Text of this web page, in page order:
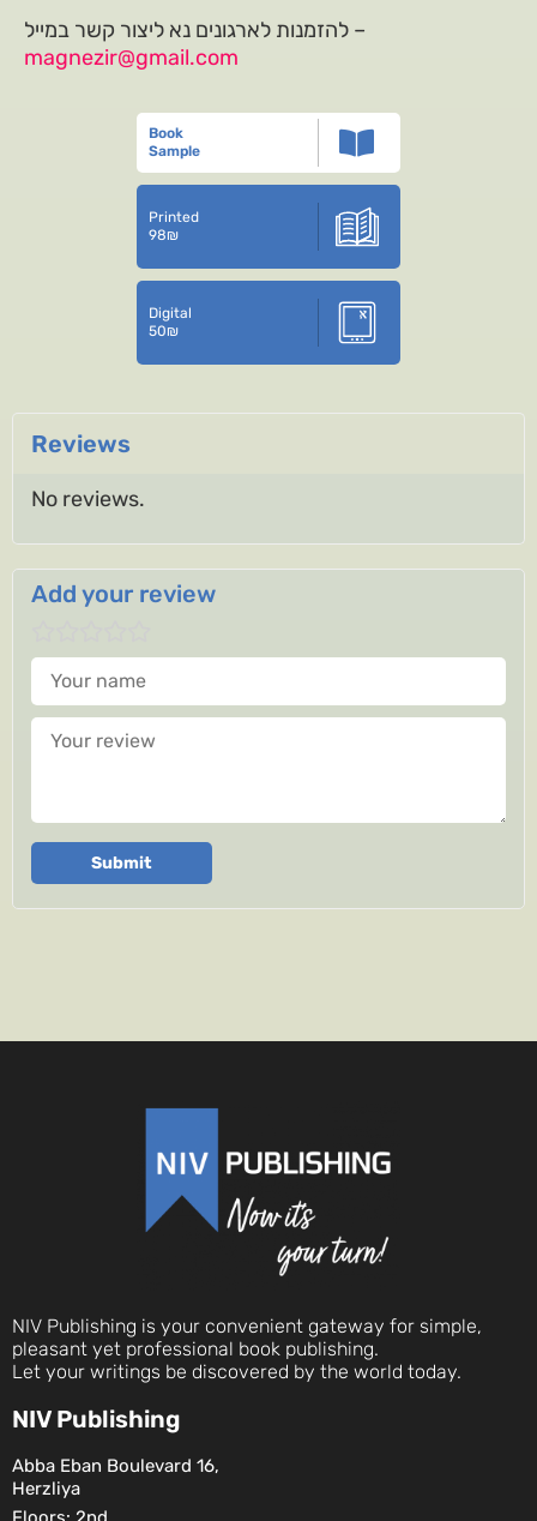
להזמנות לארגונים נא ליצור קשר במייל –
magnezir@gmail.com
Book
Sample
Printed
98₪
Digital
50₪
Reviews
No reviews.
Add your review
Your name
Your review
Submit
NIV Publishing is your convenient gateway for simple,
pleasant yet professional book publishing.
Let your writings be discovered by the world today.
NIV Publishing
Abba Eban Boulevard 16,
Herzliya